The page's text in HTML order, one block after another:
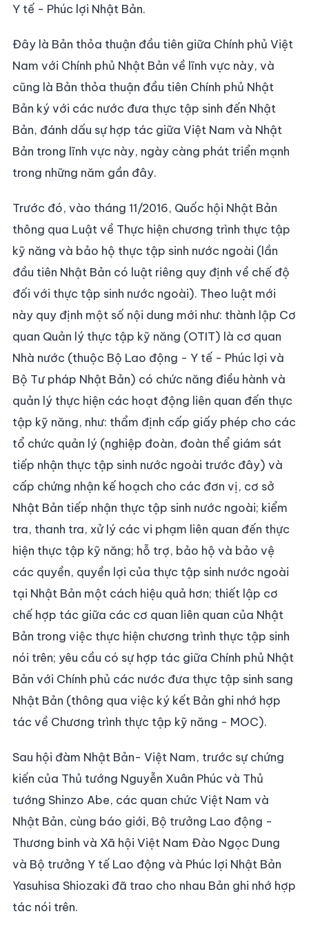
Y tế - Phúc lợi Nhật Bản.
Đây là Bản thỏa thuận đầu tiên giữa Chính phủ Việt
Nam với Chính phủ Nhật Bản về lĩnh vực này, và
cũng là Bản thỏa thuận đầu tiên Chính phủ Nhật
Bản ký với các nước đưa thực tập sinh đến Nhật
Bản, đánh dấu sự hợp tác giữa Việt Nam và Nhật
Bản trong lĩnh vực này, ngày càng phát triển mạnh
trong những năm gần đây.
Trước đó, vào tháng 11/2016, Quốc hội Nhật Bản
thông qua Luật về Thực hiện chương trình thực tập
kỹ năng và bảo hộ thực tập sinh nước ngoài (lần
đầu tiên Nhật Bản có luật riêng quy định về chế độ
đối với thực tập sinh nước ngoài). Theo luật mới
này quy định một số nội dung mới như: thành lập Cơ
quan Quản lý thực tập kỹ năng (OTIT) là cơ quan
Nhà nước (thuộc Bộ Lao động - Y tế - Phúc lợi và
Bộ Tư pháp Nhật Bản) có chức năng điều hành và
quản lý thực hiện các hoạt động liên quan đến thực
tập kỹ năng, như: thẩm định cấp giấy phép cho các
tổ chức quản lý (nghiệp đoàn, đoàn thể giám sát
tiếp nhận thực tập sinh nước ngoài trước đây) và
cấp chứng nhận kế hoạch cho các đơn vị, cơ sở
Nhật Bản tiếp nhận thực tập sinh nước ngoài; kiểm
tra, thanh tra, xử lý các vi phạm liên quan đến thực
hiện thực tập kỹ năng; hỗ trợ, bảo hộ và bảo vệ
các quyền, quyền lợi của thực tập sinh nước ngoài
tại Nhật Bản một cách hiệu quả hơn; thiết lập cơ
chế hợp tác giữa các cơ quan liên quan của Nhật
Bản trong việc thực hiện chương trình thực tập sinh
nói trên; yêu cầu có sự hợp tác giữa Chính phủ Nhật
Bản với Chính phủ các nước đưa thực tập sinh sang
Nhật Bản (thông qua việc ký kết Bản ghi nhớ hợp
tác về Chương trình thực tập kỹ năng - MOC).
Sau hội đàm Nhật Bản- Việt Nam, trước sự chứng
kiến của Thủ tướng Nguyễn Xuân Phúc và Thủ
tướng Shinzo Abe, các quan chức Việt Nam và
Nhật Bản, cùng báo giới, Bộ trưởng Lao động -
Thương binh và Xã hội Việt Nam Đào Ngọc Dung
và Bộ trưởng Y tế Lao động và Phúc lợi Nhật Bản
Yasuhisa Shiozaki đã trao cho nhau Bản ghi nhớ hợp
tác nói trên.